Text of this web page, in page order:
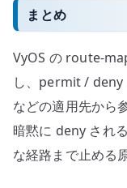
まとめ
VyOS の route-
し、permit / deny
などの適用先から
暗黙に deny され
な経路まで止める